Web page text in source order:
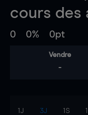
cours des
0 0% 0pt
Vendre
-
1J 3J 1S